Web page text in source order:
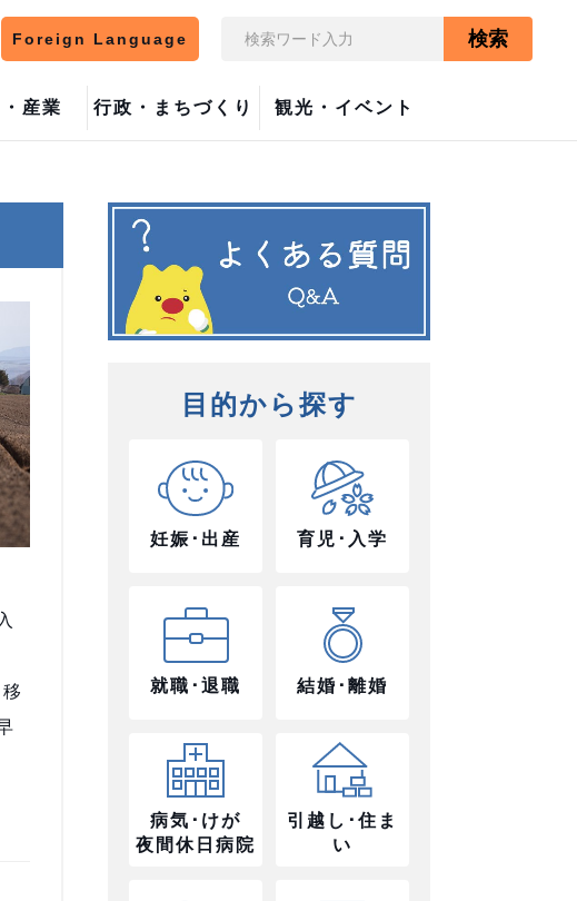
産業 行政・まちづくり 観光・イベント
Foreign Language 検索
目的から探す
妊娠･出産 育児･入学
就職･退職 結婚･離婚
病気･けが
夜間休日病院
引越し･住ま
い